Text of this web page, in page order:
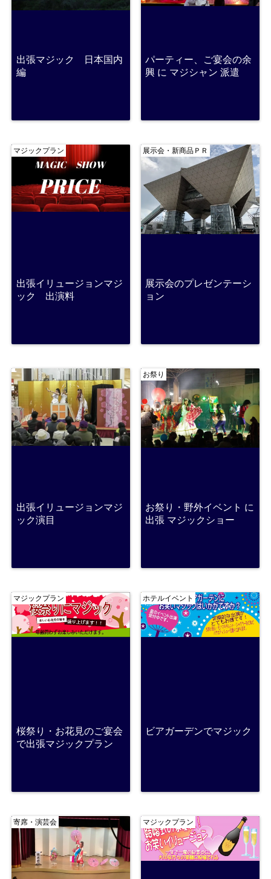
出張マジック 日本国内
編
パーティー、ご宴会の余
興 に マジシャン 派遣
マジックプラン
出張イリュージョンマジ
ック 出演料
展示会・新商品ＰＲ
展示会のプレゼンテーシ
ョン
出張イリュージョンマジ
ック演目
お祭り
お祭り・野外イベント に
出張 マジックショー
マジックプラン
桜祭り・お花見のご宴会
で出張マジックプラン
ホテルイベント
ビアガーデンでマジック
寄席・演芸会 マジックプラン